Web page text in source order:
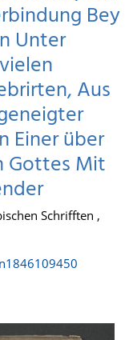
Bey
Unter
Aus
Einer über
Gottes Mit
Schrifften ,